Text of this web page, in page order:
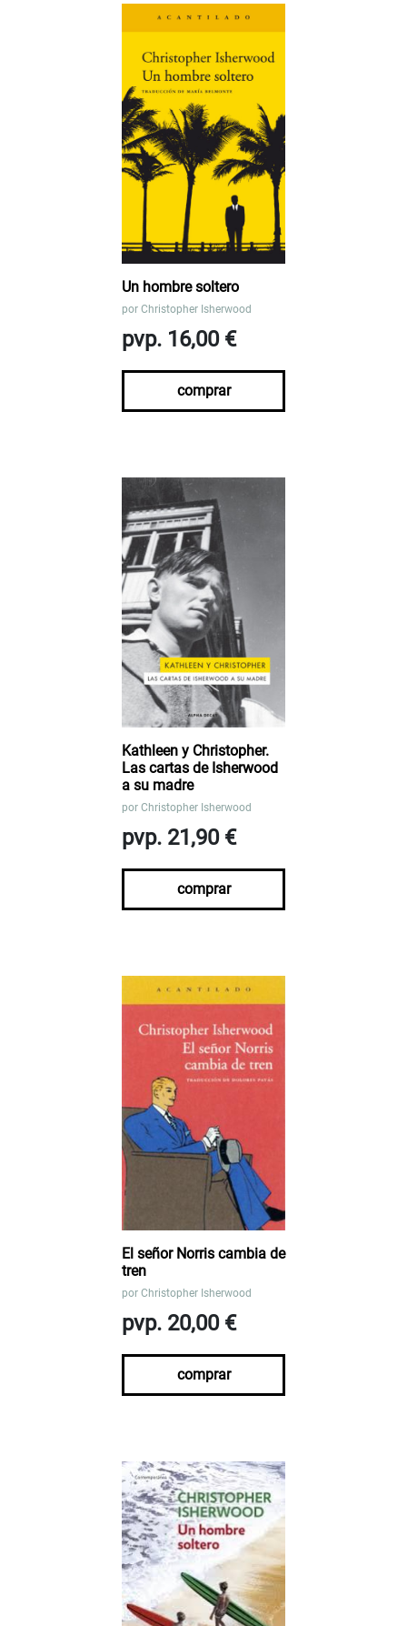
Un hombre soltero
por Christopher Isherwood
pvp. 16,00 €
comprar
Kathleen y Christopher.
Las cartas de Isherwood
a su madre
por Christopher Isherwood
pvp. 21,90 €
comprar
El señor Norris cambia de
tren
por Christopher Isherwood
pvp. 20,00 €
comprar